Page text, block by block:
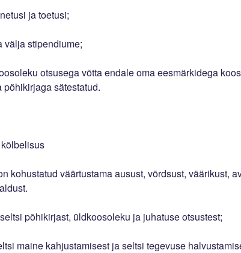
ja toetusi;
välja stipendiume;
otsusega võtta endale oma eesmärkidega
sätestatud.
kohustatud väärtustama ausust, võrdsust, väärikust,
põhikirjast, üldkoosoleku ja juhatuse otsustest;
maine kahjustamisest ja seltsi tegevuse